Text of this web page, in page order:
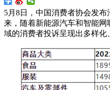
5月8日，中国消费者协会发
来，随着新能源汽车和智能
域的消费者投诉呈现出多样化